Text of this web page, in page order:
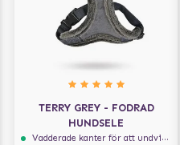
TERRY GREY - FODRAD
HUNDSELE
Vadderade kanter för att undvika skav